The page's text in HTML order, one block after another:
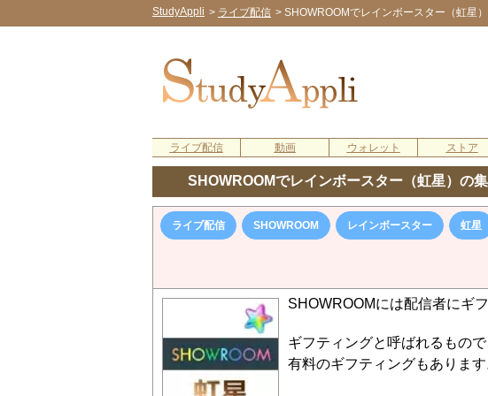
StudyAppli > ライブ配信 > SHOWROOMでレインボースター（虹星
ライブ配信 動画 ウォレット ストア
SHOWROOMでレインボースター（虹星）の
ライブ配信 SHOWROOM レインボースター 虹星
SHOWROOMには配信者にギ
ギフティングと呼ばれるもの
有料のギフティングもあります